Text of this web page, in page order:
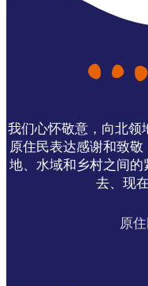
我们心怀敬意，向北领
原住民表达感谢和致
地、水域和乡村之间
去、现
原